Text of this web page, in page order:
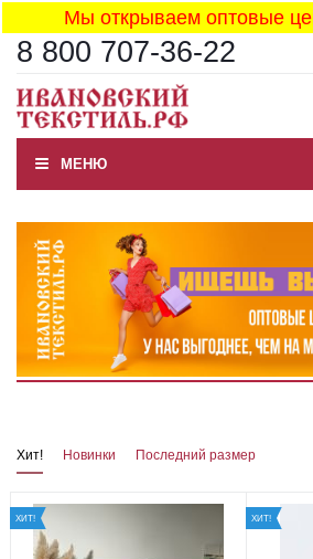
Мы открываем оптовые
8 800 707-36-22
МЕНЮ
Хит! Новинки Последний размер
ХИТ! ХИТ!